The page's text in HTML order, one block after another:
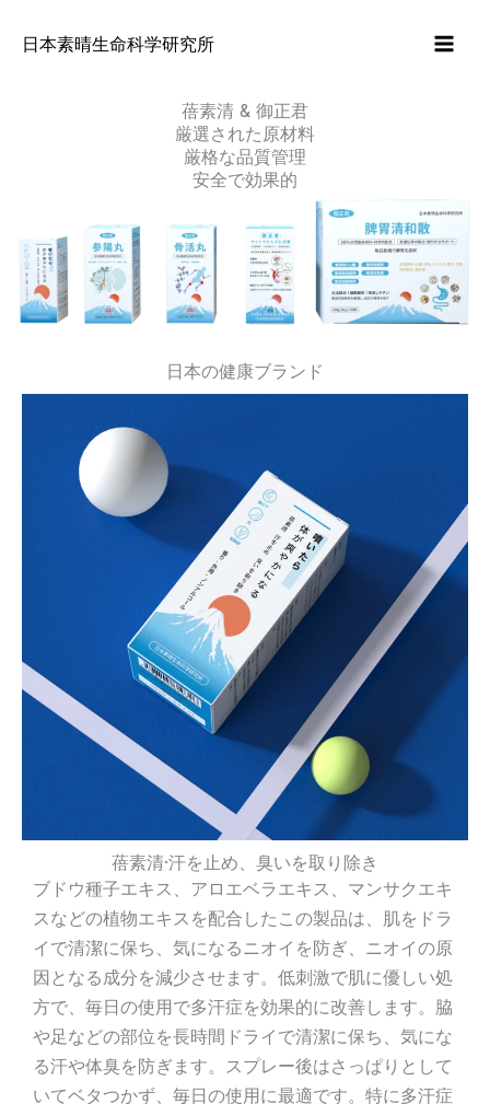
日本素晴生命科学研究所
蓓素清 & 御正君
厳選された原材料
厳格な品質管理
安全で効果的
日本の健康ブランド
蓓素清·汗を止め、臭いを取り除き
ブドウ種子エキス、アロエベラエキス、マンサクエキ
スなどの植物エキスを配合したこの製品は、肌をドラ
イで清潔に保ち、気になるニオイを防ぎ、ニオイの原
因となる成分を減少させます。低刺激で肌に優しい処
方で、毎日の使用で多汗症を効果的に改善します。脇
や足などの部位を長時間ドライで清潔に保ち、気にな
る汗や体臭を防ぎます。スプレー後はさっぱりとして
いてベタつかず、毎日の使用に最適です。特に多汗症